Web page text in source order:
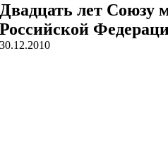
Двадцать лет Союзу
Российской
30.12.2010